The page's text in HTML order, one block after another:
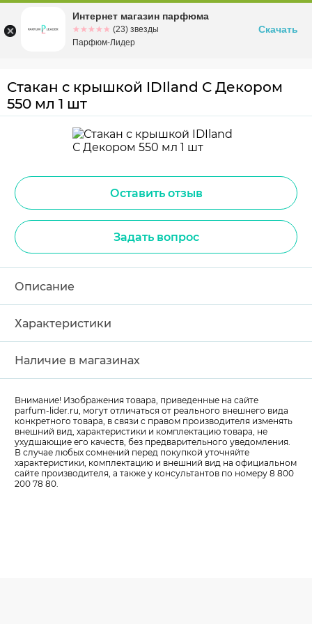
Омскул. Заозерная, 11, к. 1
Стакан с крышкой IDIland С Декором
550 мл 1 шт
Оставить отзыв
Задать вопрос
Описание
Характеристики
Наличие в магазинах
Внимание! Изображения товара, приведенные на сайте
parfum-lider.ru, могут отличаться от реального внешнего вида
конкретного товара, в связи с правом производителя изменять
внешний вид, характеристики и комплектацию товара, не
ухудшающие его качеств, без предварительного уведомления.
В случае любых сомнений перед покупкой уточняйте
характеристики, комплектацию и внешний вид на официальном
сайте производителя, а также у консультантов по номеру 8 800
200 78 80.
Интернет магазин парфюма
☆☆☆☆☆
★★★★★ (23) звезды
Парфюм-Лидер
Скачать